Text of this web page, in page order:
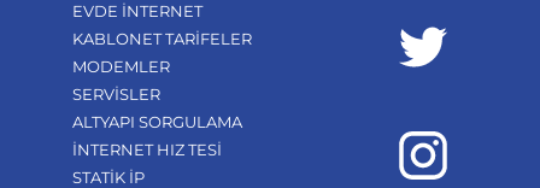
EVDE İNTERNET
KABLONET TARİFELER
MODEMLER
SERVİSLER
ALTYAPI SORGULAMA
İNTERNET HIZ TESİ
STATİK İP